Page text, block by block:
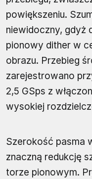
powiększeniu.
niewidoczny, gdyż
pionowy dither w
obrazu. Przebieg
zarejestrowano
2,5 GSps z
wysokiej
Szerokość pasma
znaczną redukcję
torze pionowym.